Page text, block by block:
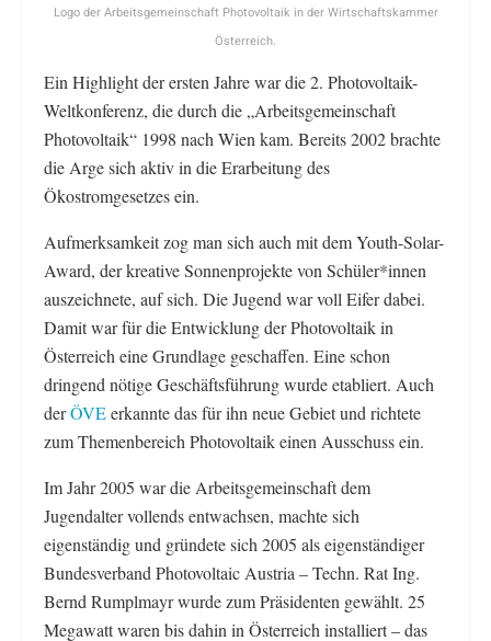
Logo der Arbeitsgemeinschaft Photovoltaik in der Wirtschaftskammer
Österreich.
Ein Highlight der ersten Jahre war die 2. Photovoltaik-
Weltkonferenz, die durch die „Arbeitsgemeinschaft
Photovoltaik“ 1998 nach Wien kam. Bereits 2002 brachte
die Arge sich aktiv in die Erarbeitung des
Ökostromgesetzes ein.
Aufmerksamkeit zog man sich auch mit dem Youth-Solar-
Award, der kreative Sonnenprojekte von Schüler*innen
auszeichnete, auf sich. Die Jugend war voll Eifer dabei.
Damit war für die Entwicklung der Photovoltaik in
Österreich eine Grundlage geschaffen. Eine schon
dringend nötige Geschäftsführung wurde etabliert. Auch
derÖVEerkannte das für ihn neue Gebiet und richtete
zum Themenbereich Photovoltaik einen Ausschuss ein.
Im Jahr 2005 war die Arbeitsgemeinschaft dem
Jugendalter vollends entwachsen, machte sich
eigenständig und gründete sich 2005 als eigenständiger
Bundesverband Photovoltaic Austria – Techn. Rat Ing.
Bernd Rumplmayr wurde zum Präsidenten gewählt. 25
Megawatt waren bis dahin in Österreich installiert – das